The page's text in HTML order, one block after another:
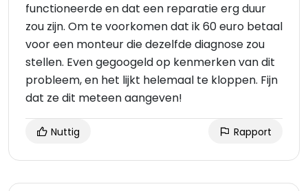
functioneerde en dat een reparatie erg duur
zou zijn. Om te voorkomen dat ik 60 euro betaal
voor een monteur die dezelfde diagnose zou
stellen. Even gegoogeld op kenmerken van dit
probleem, en het lijkt helemaal te kloppen. Fijn
dat ze dit meteen aangeven!
Nuttig Rapport